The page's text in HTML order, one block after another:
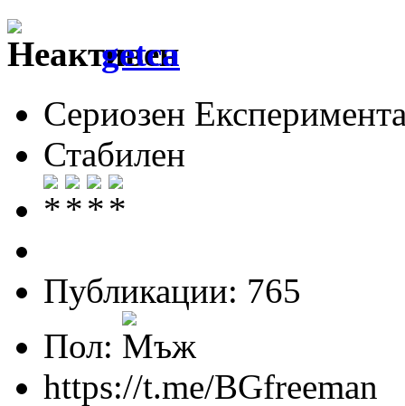
getca
Сериозен
Стабилен
Публикации: 765
Пол:
https://t.me/BGfreeman